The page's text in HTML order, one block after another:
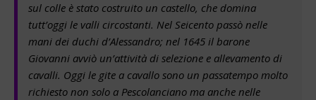
sul colle è stato costruito un castello, che domina
tutt’oggi le valli circostanti. Nel Seicento passò nelle
mani dei duchi d’Alessandro; nel 1645 il barone
Giovanni avviò un’attività di selezione e allevamento di
cavalli. Oggi le gite a cavallo sono un passatempo molto
richiesto non solo a Pescolanciano ma anche nelle